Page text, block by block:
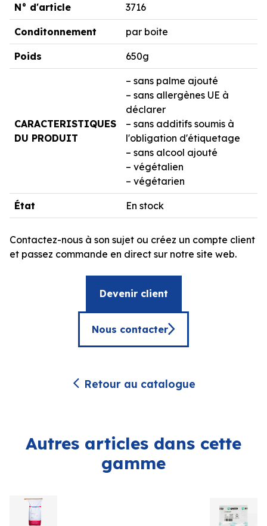
N° d'article 3716
Conditonnement par boite
Poids 650g
CARACTERISTIQUES
DU PRODUIT
– sans palme ajouté
– sans allergènes UE à
déclarer
– sans additifs soumis à
l'obligation d'étiquetage
– sans alcool ajouté
– végétalien
– végétarien
État En stock
Contactez-nous à son sujet ou créez un compte client
et passez commande en direct sur notre site web.
Devenir client
Nous contacter
Retour au catalogue
Autres articles dans cette
gamme